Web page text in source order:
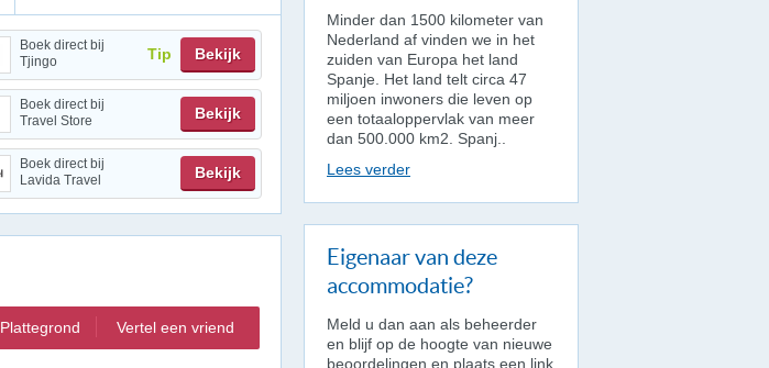
Boek direct bij
Tjingo
Tip Bekijk
Boek direct bij
Travel Store
Bekijk
Boek direct bij
Lavida Travel
Bekijk
Plattegrond Vertel een vriend
Minder dan 1500 kilometer van
Nederland af vinden we in het
zuiden van Europa het land
Spanje. Het land telt circa 47
miljoen inwoners die leven op
een totaaloppervlak van meer
dan 500.000 km2. Spanj..
Lees verder
Eigenaar van deze
accommodatie?
Meld u dan aan als beheerder
en blijf op de hoogte van nieuwe
beoordelingen en plaats een link